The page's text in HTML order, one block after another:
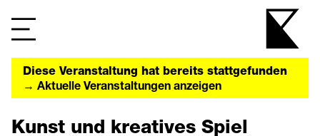
Diese Veranstaltung hat bereits stattgefunden
→ Aktuelle Veranstaltungen anzeigen
Kunst und kreatives Spiel